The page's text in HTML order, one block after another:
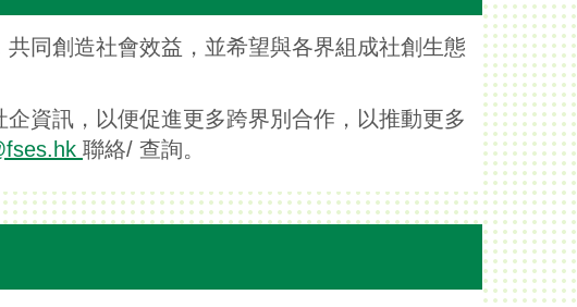
同創造社會效益，並希望與各界組成社創生態
資訊，以便促進更多跨界別合作，以推動更多
聯絡/ 查詢。